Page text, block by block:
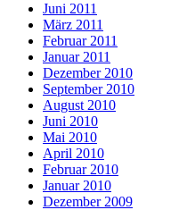
Juni 2011
März 2011
Februar 2011
Januar 2011
Dezember 2010
September 2010
August 2010
Juni 2010
Mai 2010
April 2010
Februar 2010
Januar 2010
Dezember 2009